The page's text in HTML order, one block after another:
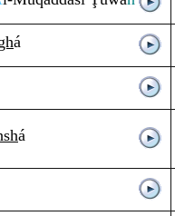
á
shá